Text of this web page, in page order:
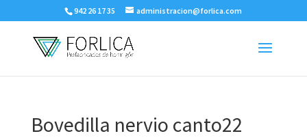
942 26 17 35 administracion@forlica.com
Bovedilla nervio canto22